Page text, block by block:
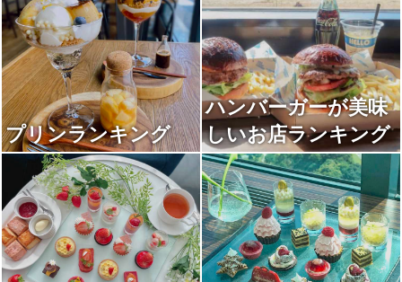
プリンランキング
ハンバーガーが美味
しいお店ランキング